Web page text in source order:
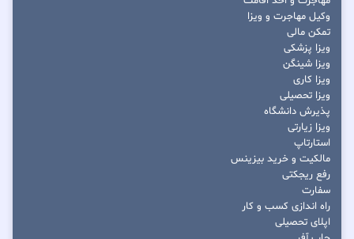
وکیل مهاجرت و ویزا
تمکن مالی
ویزا پزشکی
ویزا شینگن
ویزا کاری
ویزا تحصیلی
پذیرش دانشگاه
ویزا زیارتی
استارتاپ
مالکیت و خرید بیزینس
رفع ریجکتی
سفارت
راه اندازی کسب و کار
اپلای تحصیلی